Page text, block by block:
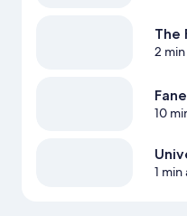
The
2
10
1 min